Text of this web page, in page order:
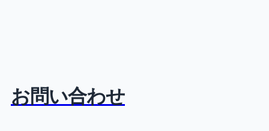
お問い合わせ